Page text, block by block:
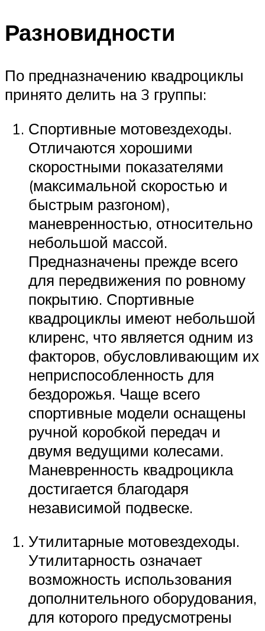
Разновидности
По предназначению квадроциклы
принято делить на 3 группы:
Спортивные мотовездеходы.
Отличаются хорошими
скоростными показателями
(максимальной скоростью и
быстрым разгоном),
маневренностью, относительно
небольшой массой.
Предназначены прежде всего
для передвижения по ровному
покрытию. Спортивные
квадроциклы имеют небольшой
клиренс, что является одним из
факторов, обусловливающим их
неприспособленность для
бездорожья. Чаще всего
спортивные модели оснащены
ручной коробкой передач и
двумя ведущими колесами.
Маневренность квадроцикла
достигается благодаря
независимой подвеске.
Утилитарные мотовездеходы.
Утилитарность означает
возможность использования
дополнительного оборудования,
для которого предусмотрены